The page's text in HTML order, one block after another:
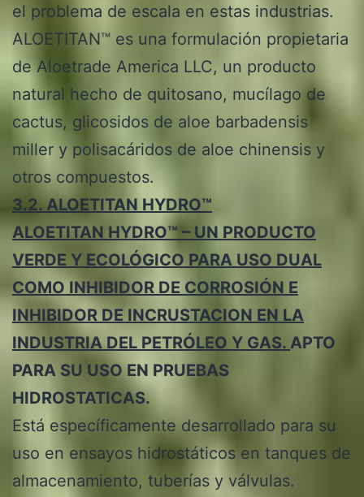
el problema de escala en estas industrias.
ALOETITAN™ es una formulación propietaria
de Aloetrade America LLC, un producto
natural hecho de quitosano, mucílago de
cactus, glicosidos de aloe barbadensis
miller y polisacáridos de aloe chinensis y
otros compuestos.
3.2. ALOETITAN HYDRO™
ALOETITAN HYDRO™ – UN PRODUCTO
VERDE Y ECOLÓGICO PARA USO DUAL
COMO INHIBIDOR DE CORROSIÓN E
INHIBIDOR DE INCRUSTACION EN LA
INDUSTRIA DEL PETRÓLEO Y GAS. APTO
PARA SU USO EN PRUEBAS
HIDROSTATICAS.
Está específicamente desarrollado para su
uso en ensayos hidrostáticos en tanques de
almacenamiento, tuberías y válvulas.